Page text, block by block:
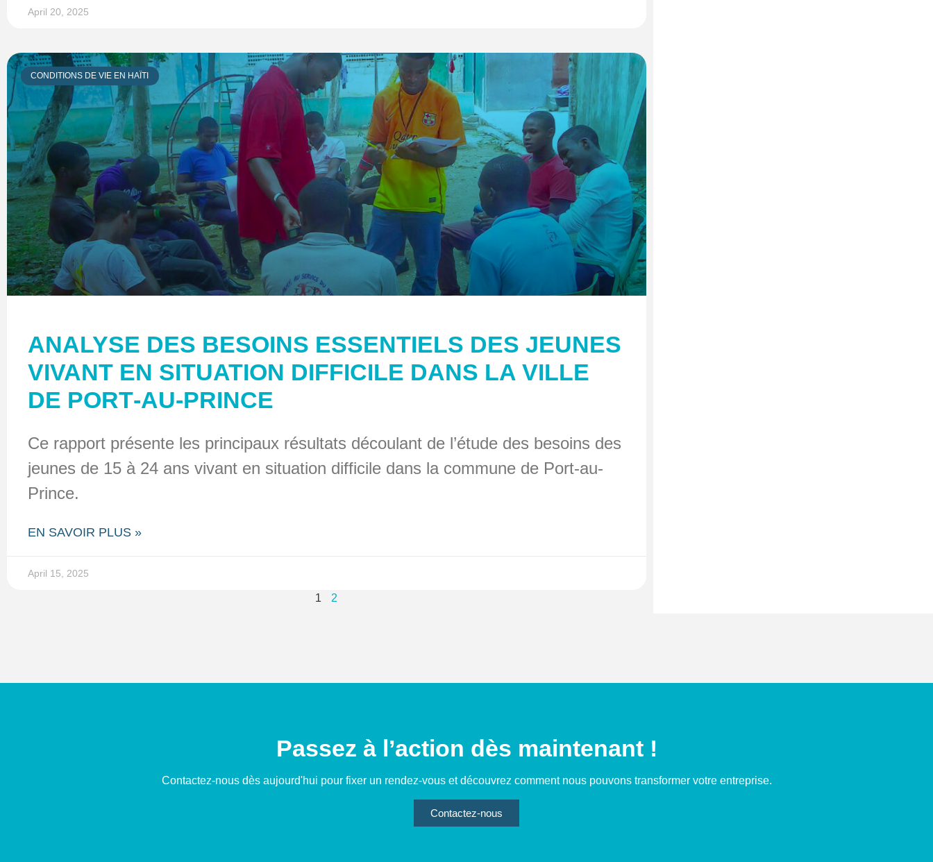
April 20, 2025
CONDITIONS DE VIE EN HAÏTI
ANALYSE DES BESOINS ESSENTIELS DES JEUNES
VIVANT EN SITUATION DIFFICILE DANS LA VILLE
DE PORT‐AU‐PRINCE
Ce rapport présente les principaux résultats découlant de l’étude des besoins des
jeunes de 15 à 24 ans vivant en situation difficile dans la commune de Port-au-
Prince.
EN SAVOIR PLUS »
April 15, 2025
1 2
Passez à l’action dès maintenant !
Contactez-nous dès aujourd'hui pour fixer un rendez-vous et découvrez comment nous pouvons transformer votre entreprise.
Contactez-nous